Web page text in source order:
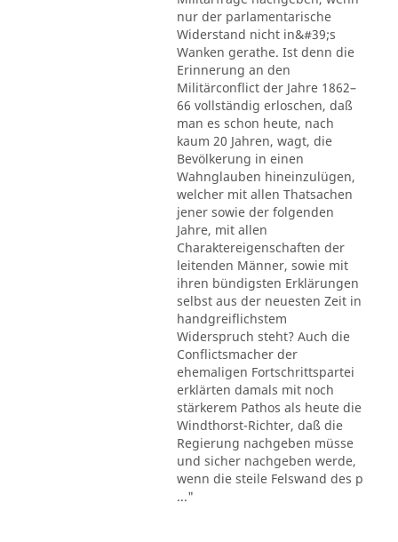
nur der parlamentarische
Widerstand nicht in&#39;s
Wanken gerathe. Ist denn die
Erinnerung an den
Militärconflict der Jahre 1862–
66 vollständig erloschen, daß
man es schon heute, nach
kaum 20 Jahren, wagt, die
Bevölkerung in einen
Wahnglauben hineinzulügen,
welcher mit allen Thatsachen
jener sowie der folgenden
Jahre, mit allen
Charaktereigenschaften der
leitenden Männer, sowie mit
ihren bündigsten Erklärungen
selbst aus der neuesten Zeit in
handgreiflichstem
Widerspruch steht? Auch die
Conflictsmacher der
ehemaligen Fortschrittspartei
erklärten damals mit noch
stärkerem Pathos als heute die
Windthorst-Richter, daß die
Regierung nachgeben müsse
und sicher nachgeben werde,
wenn die steile Felswand des p
..."